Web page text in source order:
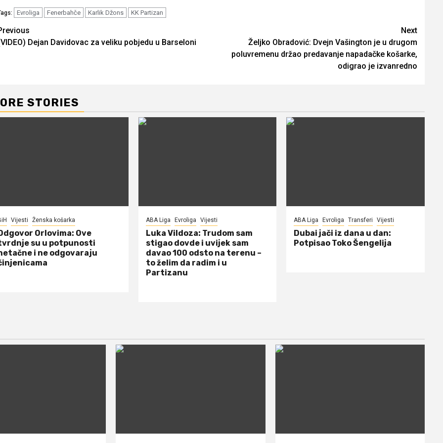
Evroliga Fenerbahče Karlik Džons KK Partizan
Dejan Davidovac za veliku pobjedu u Barseloni
Next
Željko Obradović: Dvejn Vašington je u drugom
poluvremenu držao predavanje napadačke košarke,
odigrao je izvanredno
STORIES
Vijesti Ženska košarka
Orlovima: ​Ove
su u potpunosti
i ne odgovaraju
ABA Liga Evroliga Vijesti
Luka Vildoza: Trudom sam
stigao dovde i uvijek sam
davao 100 odsto na terenu –
to želim da radim i u
Partizanu
ABA Liga Evroliga Transferi Vijesti
Dubai jači iz dana u dan:
Potpisao Toko Šengelija